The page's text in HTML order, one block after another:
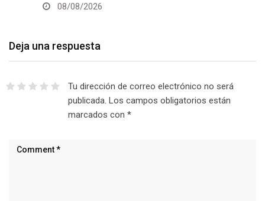
08/08/2026
Deja una respuesta
Tu dirección de correo electrónico no será
publicada. Los campos obligatorios están
marcados con *